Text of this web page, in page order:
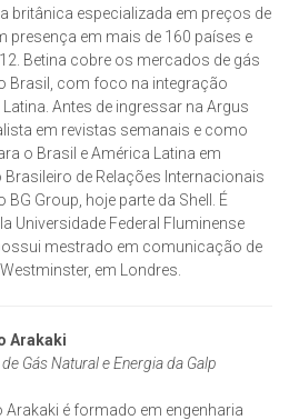
britânica especializada em preços de
presença em mais de 160 países e
Betina cobre os mercados de gás
Brasil, com foco na integração
Antes de ingressar na Argus
em revistas semanais e como
o Brasil e América Latina em
de Relações Internacionais
Group, hoje parte da Shell. É
Universidade Federal Fluminense
mestrado em comunicação de
em Londres.
Arakaki
Gás Natural e Energia da Galp
Arakaki é formado em engenharia